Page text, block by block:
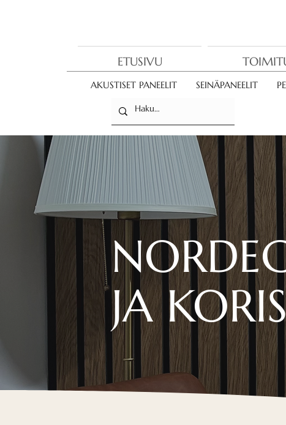
ETUSIVU
AKUSTISET PANEELIT SEINÄPANEELIT
JA